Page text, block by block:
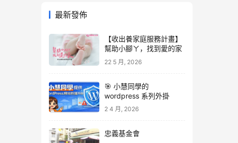
最新發佈
【收出養家庭服務計畫】
幫助小腳ㄚ，找到愛的家
22 5 月, 2026
🎯 小慧同學的
wordpress 系列外掛
2 4 月, 2026
忠義基金會